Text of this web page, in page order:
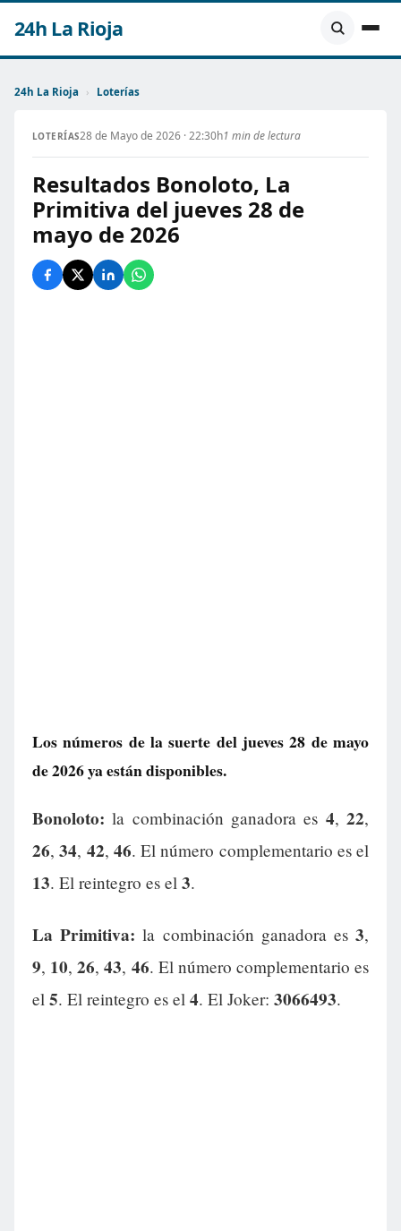
24h La Rioja
24h La Rioja › Loterías
LOTERÍAS28 de Mayo de 2026 · 22:30h1 min de lectura
Resultados Bonoloto, La
Primitiva del jueves 28 de
mayo de 2026
Los números de la suerte del jueves 28 de mayo
de 2026 ya están disponibles.
Bonoloto: la combinación ganadora es 4,22,
26,34, 42, 46. El número complementario es el
13. El reintegro es el 3.
La Primitiva: la combinación ganadora es3,
9, 10,26,43, 46. El número complementario es
el 5. El reintegro es el 4. El Joker: 3066493.